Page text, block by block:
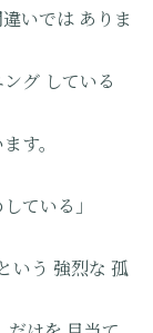
いでは ありま
グ している
す。
ている」
という 強烈な 孤